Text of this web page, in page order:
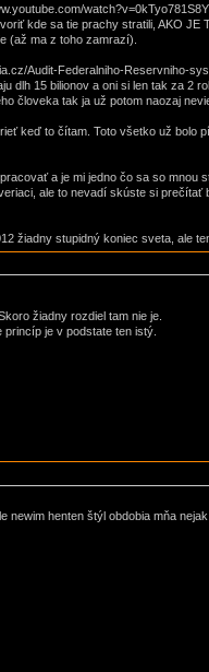
kde sa tie prachy stratili, AKO
(až ma z toho zamrazí).
Audit-Federalniho-Reservniho-
dlh 15 bilionov a oni si len tak za 2
človeka tak ja už potom naozaj
keď to čítam. Toto všetko už bolo
a je mi jedno čo sa so mnou
ale to nevadí skúste si
žiadny stupidný koniec sveta, ale
žiadny rozdiel tam nie je.
je v podstate ten istý.
newim henten štýl obdobia mňa